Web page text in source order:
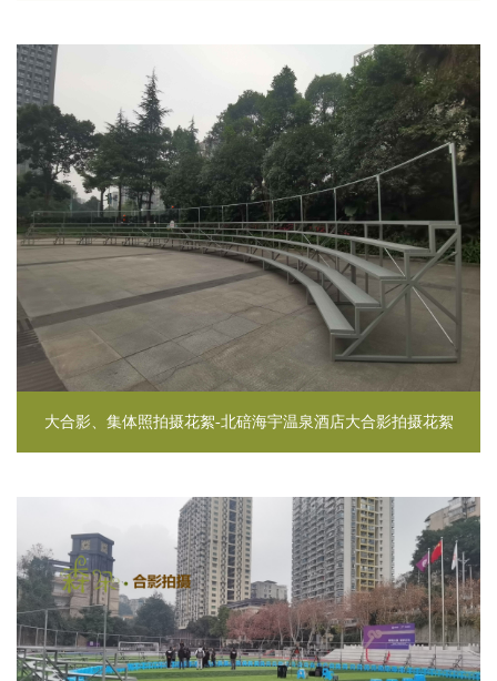
大合影、集体照拍摄花絮-北碚海宇温泉酒店大合影拍摄花絮